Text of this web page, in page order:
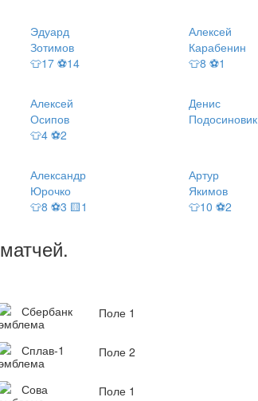
Эдуард
Зотимов
👕17 ⚽14
Алексей
Карабенин
👕8 ⚽1
Алексей
Осипов
👕4 ⚽2
Денис
Подосиновик
Александр
Юрочко
👕8 ⚽3 🟨1
Артур
Якимов
👕10 ⚽2
матчей.
Сбербанк
Поле 1
Сплав-1
Поле 2
Сова
Поле 1